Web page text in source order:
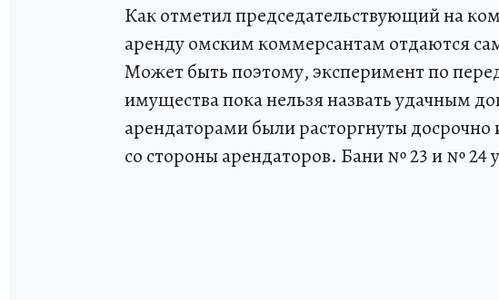
Как отметил председательствующий на
аренду омским коммерсантам отдаются
Может быть поэтому, эксперимент по
имущества пока нельзя назвать удачным
арендаторами были расторгнуты
со стороны арендаторов. Бани № 23 и № 24